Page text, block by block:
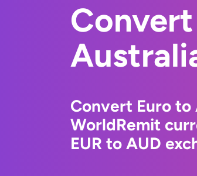
Convert Euro
WorldRemit
EUR to AUD